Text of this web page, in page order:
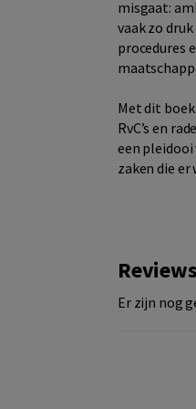
misgaat:
vaak zo
procedures
Met dit
RvC’s en
een
zaken die
Er zijn nog